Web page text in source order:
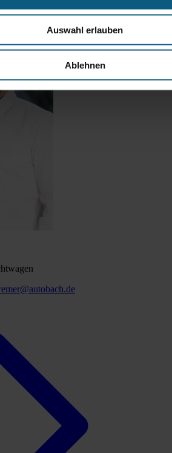
Auswahl erlauben
Ablehnen